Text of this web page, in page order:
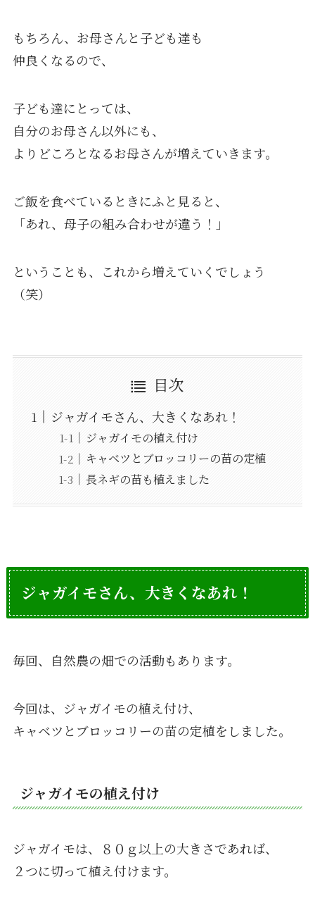
もちろん、お母さんと子ども達も
仲良くなるので、
子ども達にとっては、
自分のお母さん以外にも、
よりどころとなるお母さんが増えていきます。
ご飯を食べているときにふと見ると、
「あれ、母子の組み合わせが違う！」
ということも、これから増えていくでしょう
（笑）
目次
ジャガイモさん、大きくなあれ！
ジャガイモの植え付け
キャベツとブロッコリーの苗の定植
長ネギの苗も植えました
ジャガイモさん、大きくなあれ！
毎回、自然農の畑での活動もあります。
今回は、ジャガイモの植え付け、
キャベツとブロッコリーの苗の定植をしました。
ジャガイモの植え付け
ジャガイモは、８０ｇ以上の大きさであれば、
２つに切って植え付けます。